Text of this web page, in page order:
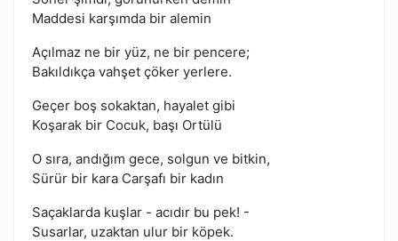
Maddesi karşımda bir alemin
Açılmaz ne bir yüz, ne bir pencere;
Bakıldıkça vahşet çöker yerlere.
Geçer boş sokaktan, hayalet gibi
Koşarak bir Cocuk, başı Ortülü
O sıra, andığım gece, solgun ve bitkin,
Sürür bir kara Carşafı bir kadın
Saçaklarda kuşlar - acıdır bu pek! -
Susarlar, uzaktan ulur bir köpek.